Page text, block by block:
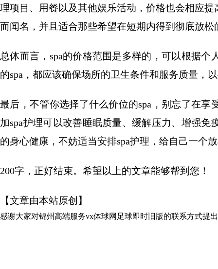
理项目、用餐以及其他娱乐活动，价格也会相应
而闻名，并且适合那些希望在短期内得到彻底放松
总体而言，spa的价格范围是多样的，可以根据
的spa，都应该确保场所的卫生条件和服务质量，
最后，不管你选择了什么价位的spa，别忘了在
加spa护理可以改善睡眠质量、缓解压力、增强
的身心健康，不妨适当安排spa护理，给自己一个
200字，正好结束。希望以上的文章能够帮到您！
【文章由本站原创】
感谢大家对锦州高端服务vx体球网足球即时旧版的联系方式提